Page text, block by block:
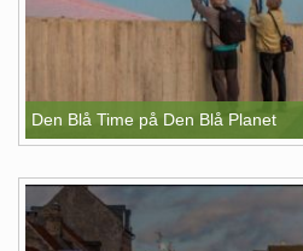
Den Blå Time på Den Blå Planet